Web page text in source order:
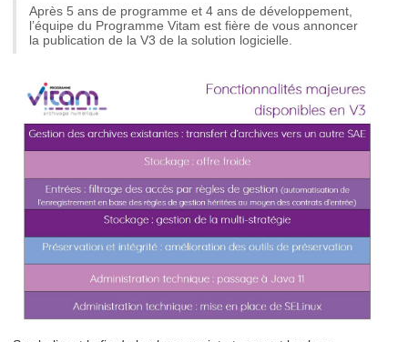
Après 5 ans de programme et 4 ans de développement,
l’équipe du Programme Vitam est fière de vous annoncer
la publication de la V3 de la solution logicielle.